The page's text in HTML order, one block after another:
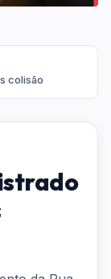
colisão